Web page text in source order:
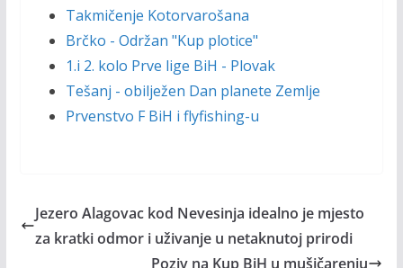
Takmičenje Kotorvarošana
Brčko - Održan "Kup plotice"
1.i 2. kolo Prve lige BiH - Plovak
Tešanj - obilježen Dan planete Zemlje
Prvenstvo F BiH i flyfishing-u
Jezero Alagovac kod Nevesinja idealno je mjesto
za kratki odmor i uživanje u netaknutoj prirodi
Poziv na Kup BiH u mušičarenju